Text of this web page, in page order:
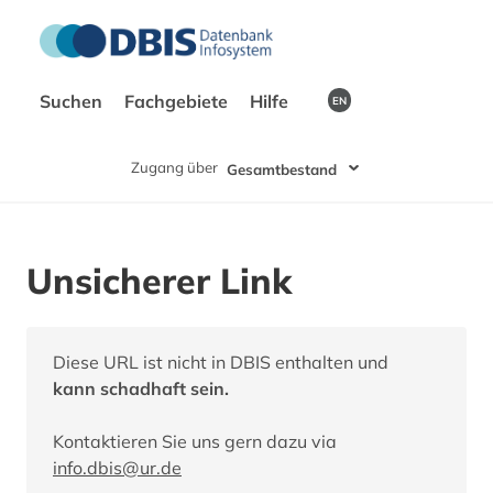
Suchen Fachgebiete Hilfe EN
Zugang über Gesamtbestand
Unsicherer Link
Diese URL ist nicht in DBIS enthalten und
kann schadhaft sein.
Kontaktieren Sie uns gern dazu via
info.dbis@ur.de